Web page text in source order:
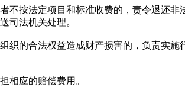
法定项目和标准收费的，责令退还非
司法机关处理。
合法权益造成财产损害的，负责实施
相应的赔偿费用。